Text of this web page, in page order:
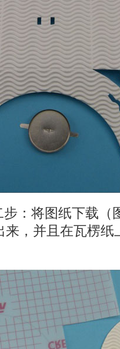
：将图纸下载（
来，并且在瓦楞纸